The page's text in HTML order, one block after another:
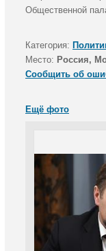
Общественной
Категория:
Место: Россия,
Сообщить об
Ещё фото